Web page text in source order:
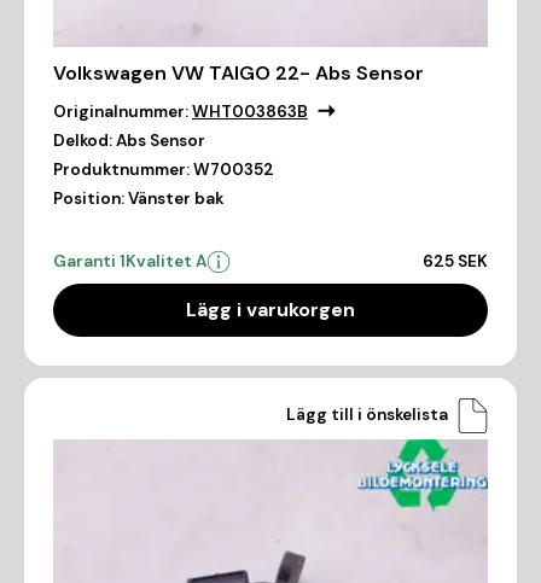
Volkswagen VW TAIGO 22- Abs Sensor
Originalnummer:WHT003863B
Delkod:Abs Sensor
Produktnummer:W700352
Position:Vänster bak
Garanti 1Kvalitet A 625 SEK
Lägg i varukorgen
Lägg till i önskelista